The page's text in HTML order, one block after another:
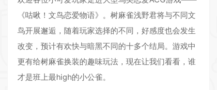
《咕啾！文鸟恋爱物语》。树麻雀浅野君将与不同文
鸟开展邂逅，随着玩家选择的不同，好感度也会发生
改变，预计有欢快与暗黑不同的十多个结局。游戏中
更有给树麻雀换装的趣味玩法，现在让我们看看，谁
才是班上最high的小公雀。